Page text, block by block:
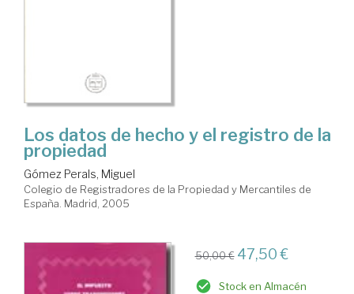
Los datos de hecho y el registro de la
propiedad
Gómez Perals, Miguel
Colegio de Registradores de la Propiedad y Mercantiles de
España. Madrid, 2005
50,00 € 47,50 €
Stock en Almacén